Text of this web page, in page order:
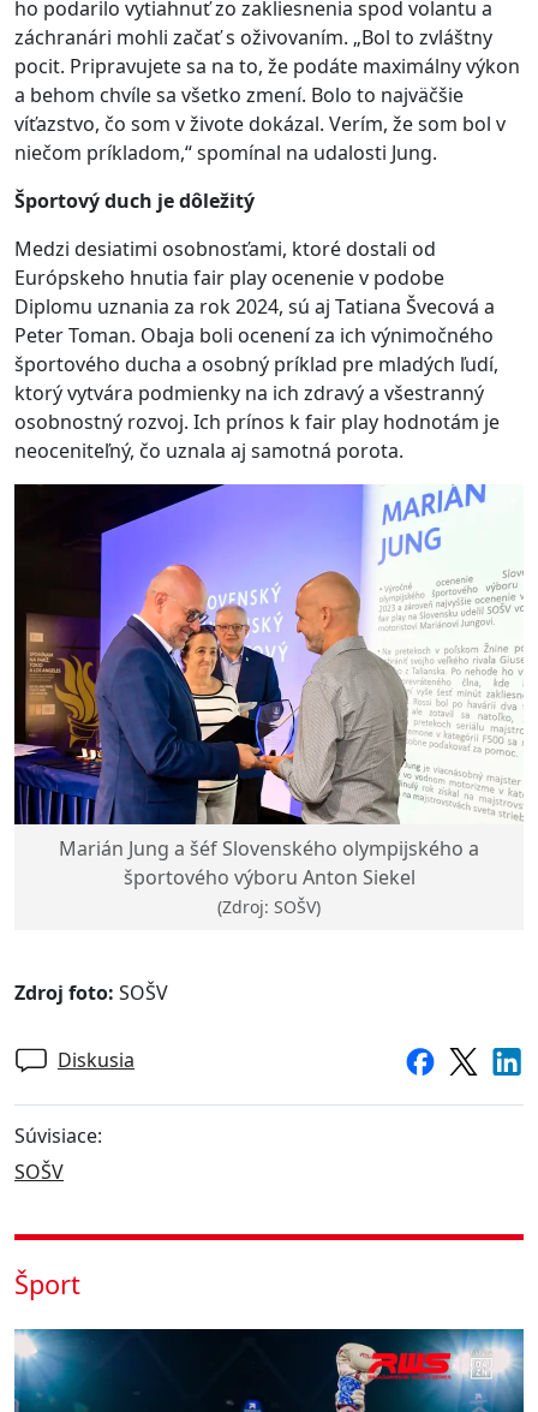
ho podarilo vytiahnuť zo zakliesnenia spod volantu a
záchranári mohli začať s oživovaním. „Bol to zvláštny
pocit. Pripravujete sa na to, že podáte maximálny výkon
a behom chvíle sa všetko zmení. Bolo to najväčšie
víťazstvo, čo som v živote dokázal. Verím, že som bol v
niečom príkladom,“ spomínal na udalosti Jung.
Športový duch je dôležitý
Medzi desiatimi osobnosťami, ktoré dostali od
Európskeho hnutia fair play ocenenie v podobe
Diplomu uznania za rok 2024, sú aj Tatiana Švecová a
Peter Toman. Obaja boli ocenení za ich výnimočného
športového ducha a osobný príklad pre mladých ľudí,
ktorý vytvára podmienky na ich zdravý a všestranný
osobnostný rozvoj. Ich prínos k fair play hodnotám je
neoceniteľný, čo uznala aj samotná porota.
Marián Jung a šéf Slovenského olympijského a
športového výboru Anton Siekel
(Zdroj: SOŠV)
Zdroj foto: SOŠV
Diskusia
Súvisiace:
SOŠV
Šport